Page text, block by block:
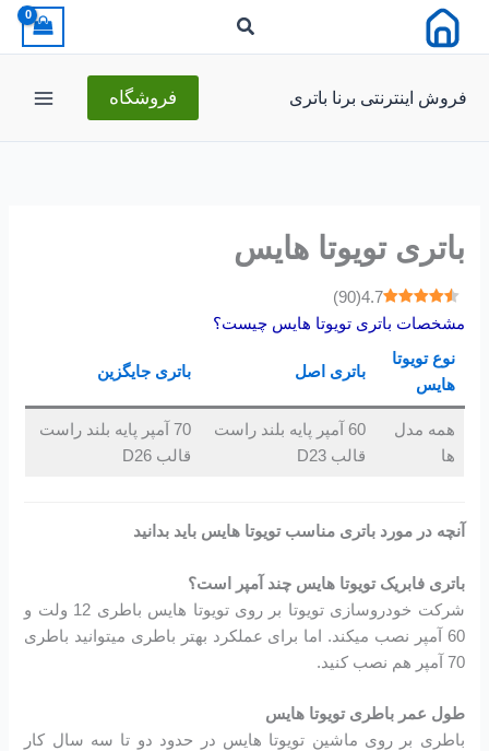
فروش اینترنتی برنا باتری فروشگاه
باتری تویوتا هایس
4.7
(
90
)
مشخصات باتری تویوتا هایس چیست؟
نوع تویوتا
هایس
باتری اصل باتری جایگزین
همه مدل
ها
60 آمپر پایه بلند راست
قالب D23
70 آمپر پایه بلند راست
قالب D26
آنچه در مورد باتری مناسب تویوتا هایس باید بدانید
باتری فابریک تویوتا هایس چند آمپر است؟
شرکت خودروسازی تویوتا بر روی تویوتا هایس باطری 12 ولت و
60 آمپر نصب میکند. اما برای عملکرد بهتر باطری میتوانید باطری
70 آمپر هم نصب کنید.
طول عمر باطری تویوتا هایس
باطری بر روی ماشین تویوتا هایس در حدود دو تا سه سال کار